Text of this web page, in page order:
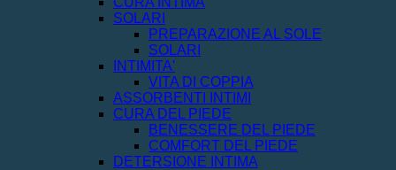
SOLARI
PREPARAZIONE AL SOLE
SOLARI
INTIMITA'
VITA DI COPPIA
ASSORBENTI INTIMI
CURA DEL PIEDE
BENESSERE DEL PIEDE
COMFORT DEL PIEDE
DETERSIONE INTIMA